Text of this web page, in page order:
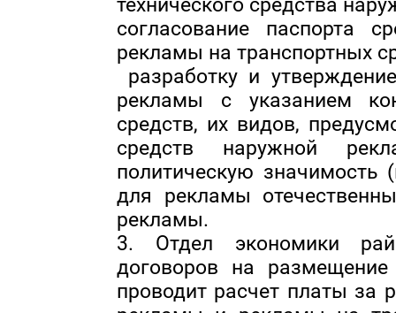
технического средства
согласование паспорта
рекламы на транспортных
разработку и
рекламы с указанием
средств, их видов,
средств наружной
политическую
для рекламы
рекламы.
3. Отдел экономики
договоров на
проводит расчет платы за